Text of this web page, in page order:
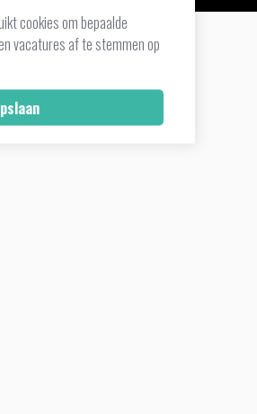
cookies om bepaalde
vacatures af te stemmen op